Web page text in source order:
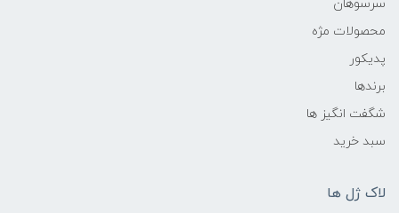
سرسوهان
محصولات مژه
پدیکور
برندها
شگفت انگیز ها
سبد خرید
لاک ژل ها